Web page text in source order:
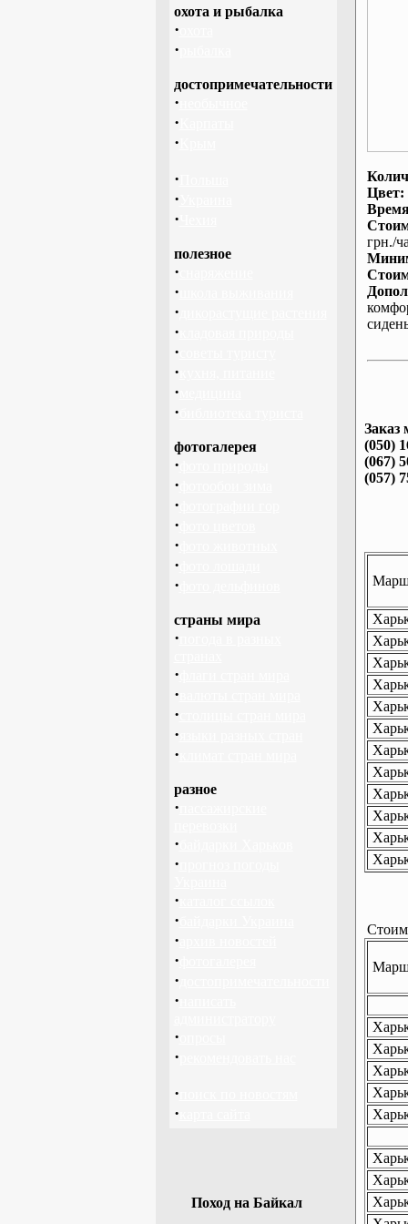
охота и рыбалка
·
·
достопримечательности
·
·
·
·
·
·
полезное
·
·
·
·
·
·
·
·
фотогалерея
·
·
·
·
·
·
·
страны мира
·
·
·
·
·
·
разное
·
·
·
·
·
·
·
·
·
·
·
·
·
Поход на Байкал
Цвет:
грн./
Заказ
(050)
(067)
(057)